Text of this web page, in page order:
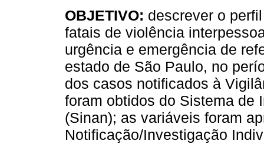
OBJETIVO: descrever o
fatais de violência
urgência e emergência de
estado de São Paulo, no
dos casos notificados à
foram obtidos do Sistema de
(Sinan); as variáveis foram
Notificação/Investigação